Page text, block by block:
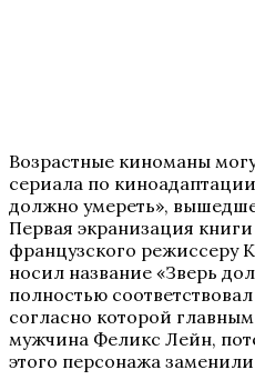
Возрастные киноманы
сериала по
должно умереть»,
Первая экранизация
французского
носил название «Зверь
полностью
согласно которой
мужчина Феликс Лейн,
этого персонажа